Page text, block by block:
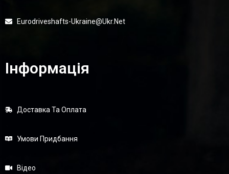
Eurodriveshafts-Ukraine@ukr.net
Інформація
Доставка Та Оплата
Умови Придбання
Відео